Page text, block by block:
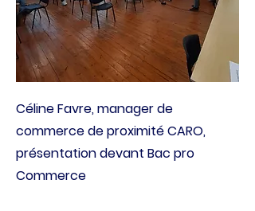
Céline Favre, manager de
commerce de proximité CARO,
présentation devant Bac pro
Commerce